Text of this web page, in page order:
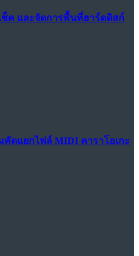
ช็ค และจัดการพื้นที่ฮาร์ดดิสก์
คัดแยกไฟล์ MIDI คาราโอเกะ